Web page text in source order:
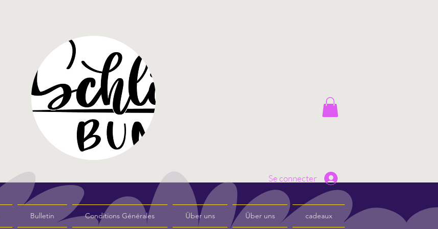
Bulletin Conditions Générales Über uns Über uns cadeaux
Se connecter